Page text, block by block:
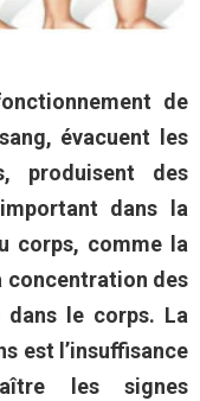
de
évacuent les
produisent des
dans la
corps, comme la
concentration des
le corps. La
est l’insuffisance
les signes